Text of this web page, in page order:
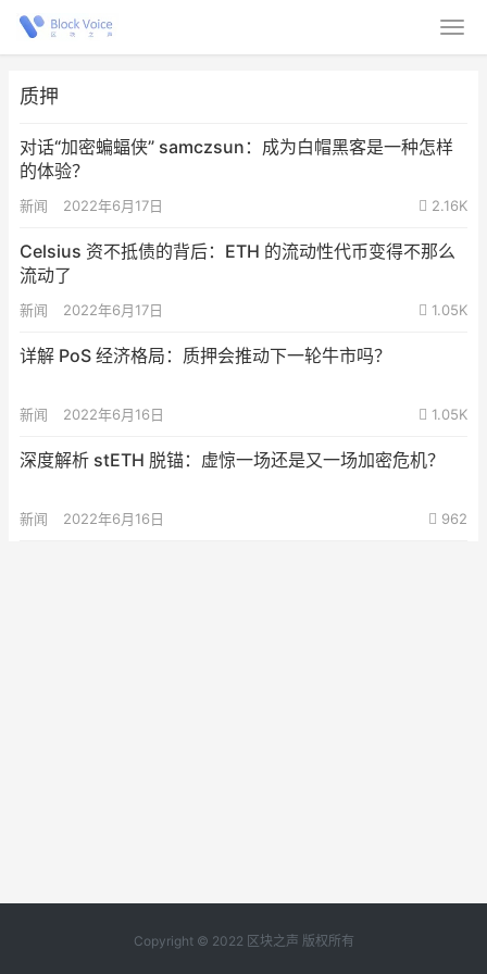
质押
对话“加密蝙蝠侠” samczsun：成为白帽黑客是一种怎样
的体验？
新闻 2022年6月17日 2.16K
Celsius 资不抵债的背后：ETH 的流动性代币变得不那么
流动了
新闻 2022年6月17日 1.05K
详解 PoS 经济格局：质押会推动下一轮牛市吗？
新闻 2022年6月16日 1.05K
深度解析 stETH 脱锚：虚惊一场还是又一场加密危机？
新闻 2022年6月16日 962
Copyright © 2022 区块之声 版权所有